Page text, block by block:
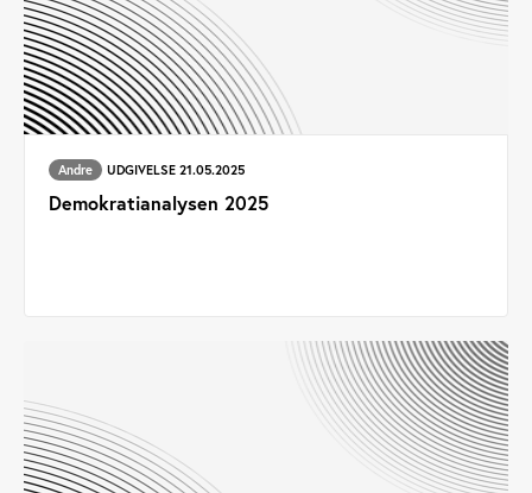
Andre UDGIVELSE 21.05.2025
Demokratianalysen 2025